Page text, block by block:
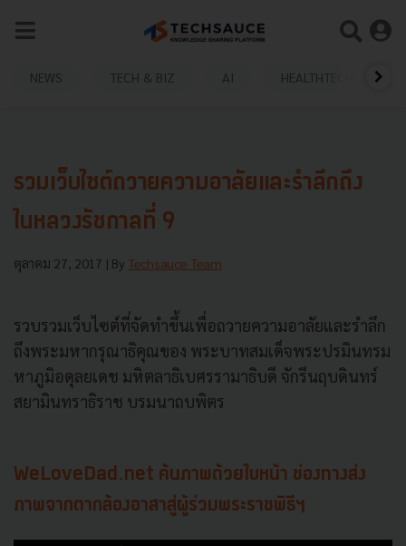
NEWS TECH & BIZ AI HEALTHTECH
รวมเว็บไซต์ถวายความอาลัยและรำลึกถึง
ในหลวงรัชกาลที่ 9
ตุลาคม 27, 2017 | By Techsauce Team
รวบรวมเว็บไซต์ที่จัดทำขึ้นเพื่อถวายความอาลัยและรำลึก
ถึงพระมหากรุณาธิคุณของ พระบาทสมเด็จพระปรมินทรม
หาภูมิอดุลยเดช มหิตลาธิเบศรรามาธิบดี จักรีนฤบดินทร์
สยามินทราธิราช บรมนาถบพิตร
WeLoveDad.net ค้นภาพด้วยใบหน้า ช่องทางส่ง
ภาพจากตากล้องอาสาสู่ผู้ร่วมพระราชพิธีฯ